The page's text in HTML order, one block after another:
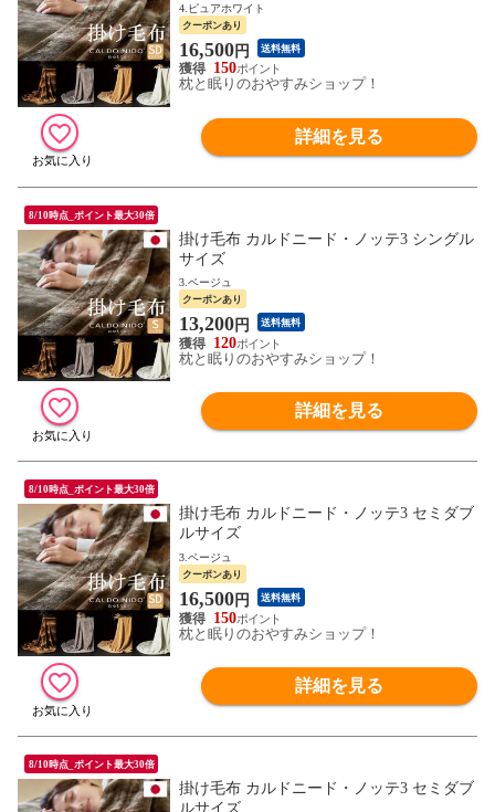
4.ピュアホワイト
クーポンあり
16,500円 送料無料
150
枕と眠りのおやすみショップ！
詳細を見る
8/10時点_ポイント最大30倍
掛け毛布 カルドニード・ノッテ3 シングル
サイズ
3.ベージュ
クーポンあり
13,200円 送料無料
120
枕と眠りのおやすみショップ！
詳細を見る
8/10時点_ポイント最大30倍
掛け毛布 カルドニード・ノッテ3 セミダブ
ルサイズ
3.ベージュ
クーポンあり
16,500円 送料無料
150
枕と眠りのおやすみショップ！
詳細を見る
8/10時点_ポイント最大30倍
掛け毛布 カルドニード・ノッテ3 セミダブ
ルサイズ